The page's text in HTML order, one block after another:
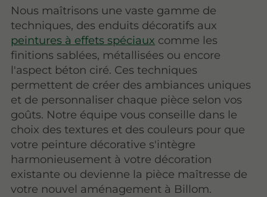
Nous maîtrisons une vaste gamme de
techniques, des enduits décoratifs aux
peintures à effets spéciaux comme les
finitions sablées, métallisées ou encore
l'aspect béton ciré. Ces techniques
permettent de créer des ambiances uniques
et de personnaliser chaque pièce selon vos
goûts. Notre équipe vous conseille dans le
choix des textures et des couleurs pour que
votre peinture décorative s'intègre
harmonieusement à votre décoration
existante ou devienne la pièce maîtresse de
votre nouvel aménagement à Billom.